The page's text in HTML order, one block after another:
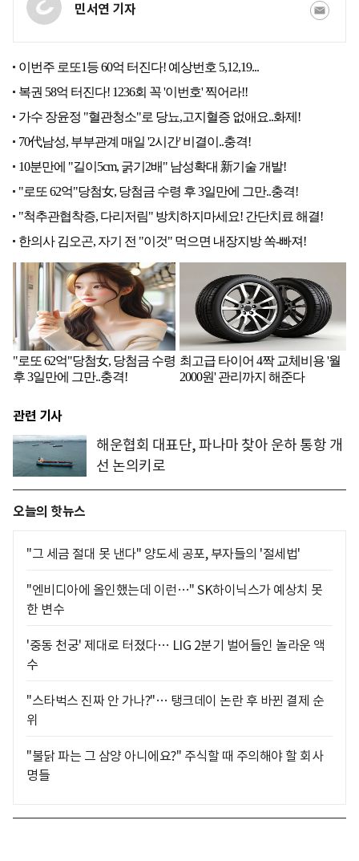
민서연 기자
관련 기사
해운협회 대표단, 파나마 찾아 운하 통항 개
선 논의키로
오늘의 핫뉴스
"그 세금 절대 못 낸다" 양도세 공포, 부자들의 '절세법'
"엔비디아에 올인했는데 이런…" SK하이닉스가 예상치 못
한 변수
'중동 천궁' 제대로 터졌다… LIG 2분기 벌어들인 놀라운 액
수
"스타벅스 진짜 안 가나?"… 탱크데이 논란 후 바뀐 결제 순
위
"불닭 파는 그 삼양 아니에요?" 주식할 때 주의해야 할 회사
명들